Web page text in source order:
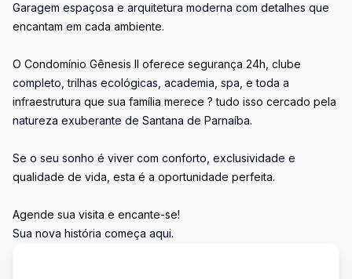
Garagem espaçosa e arquitetura moderna com detalhes que
encantam em cada ambiente.
O Condomínio Gênesis II oferece segurança 24h, clube
completo, trilhas ecológicas, academia, spa, e toda a
infraestrutura que sua família merece ? tudo isso cercado pela
natureza exuberante de Santana de Parnaíba.
Se o seu sonho é viver com conforto, exclusividade e
qualidade de vida, esta é a oportunidade perfeita.
Agende sua visita e encante-se!
Sua nova história começa aqui.